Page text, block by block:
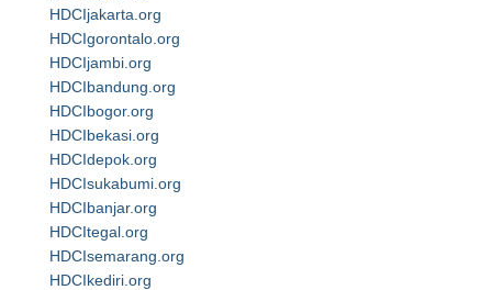
HDCIjakarta.org
HDCIgorontalo.org
HDCIjambi.org
HDCIbandung.org
HDCIbogor.org
HDCIbekasi.org
HDCIdepok.org
HDCIsukabumi.org
HDCIbanjar.org
HDCItegal.org
HDCIsemarang.org
HDCIkediri.org